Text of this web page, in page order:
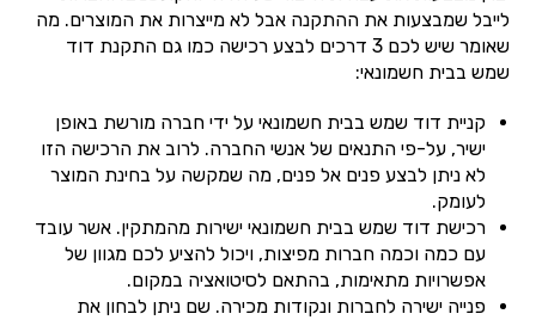
לייבל שמבצעות את ההתקנה אבל לא מייצרות את המוצרים. מה
שאומר שיש לכם 3 דרכים לבצע רכישה כמו גם התקנת דוד
שמש בבית חשמונאי:
קניית דוד שמש בבית חשמונאי על ידי חברה מורשת באופן
ישיר, על-פי התנאים של אנשי החברה. לרוב את הרכישה הזו
לא ניתן לבצע פנים אל פנים, מה שמקשה על בחינת המוצר
לעומק.
רכישת דוד שמש בבית חשמונאי ישירות מהמתקין. אשר עובד
עם כמה וכמה חברות מפיצות, ויכול להציע לכם מגוון של
אפשרויות מתאימות, בהתאם לסיטואציה במקום.
פנייה ישירה לחברות ונקודות מכירה. שם ניתן לבחון את